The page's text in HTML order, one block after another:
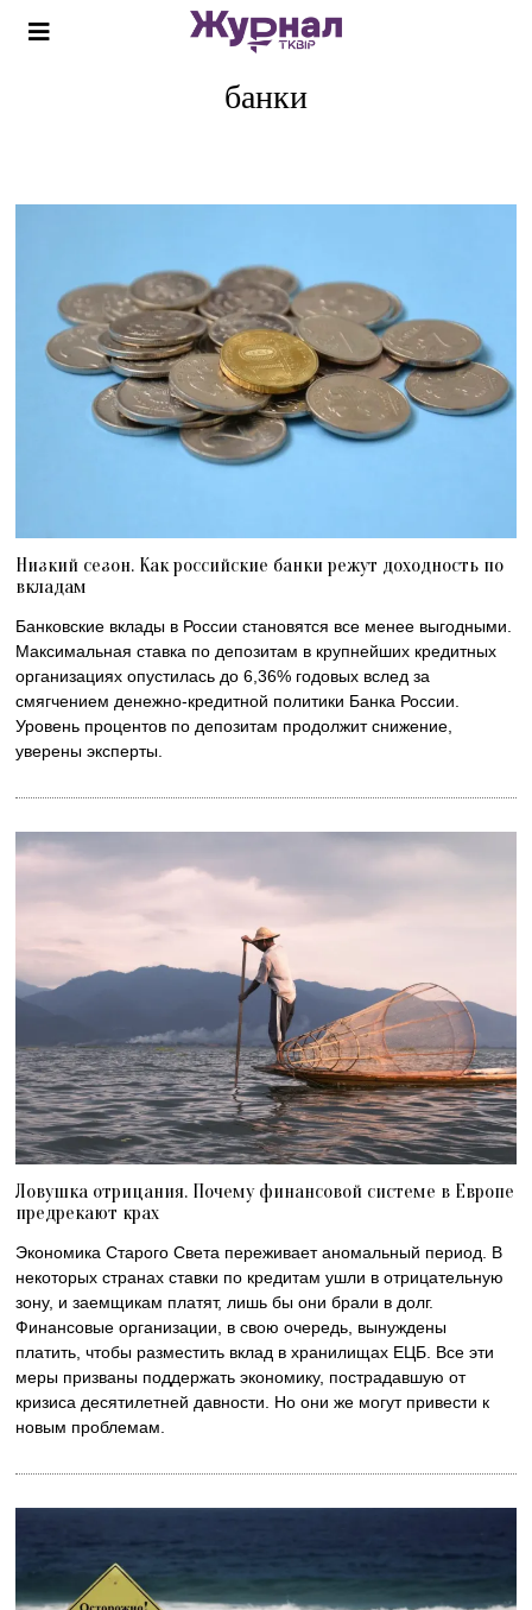
банки
Низкий сезон. Как российские банки режут доходность по
вкладам
Банковские вклады в России становятся все менее выгодными.
Максимальная ставка по депозитам в крупнейших кредитных
организациях опустилась до 6,36% годовых вслед за
смягчением денежно-кредитной политики Банка России.
Уровень процентов по депозитам продолжит снижение,
уверены эксперты.
Ловушка отрицания. Почему финансовой системе в Европе
предрекают крах
Экономика Старого Света переживает аномальный период. В
некоторых странах ставки по кредитам ушли в отрицательную
зону, и заемщикам платят, лишь бы они брали в долг.
Финансовые организации, в свою очередь, вынуждены
платить, чтобы разместить вклад в хранилищах ЕЦБ. Все эти
меры призваны поддержать экономику, пострадавшую от
кризиса десятилетней давности. Но они же могут привести к
новым проблемам.